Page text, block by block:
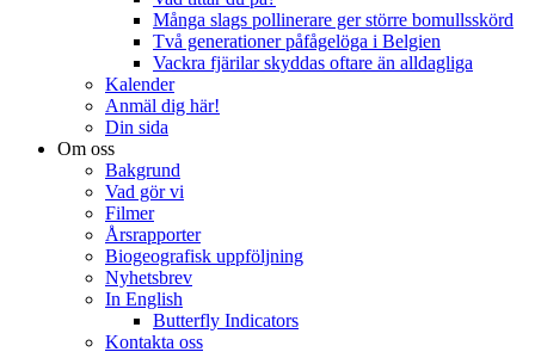
Många slags pollinerare ger större bomullsskörd
Två generationer påfågelöga i Belgien
Vackra fjärilar skyddas oftare än alldagliga
Kalender
Anmäl dig här!
Din sida
Om oss
Bakgrund
Vad gör vi
Filmer
Årsrapporter
Biogeografisk uppföljning
Nyhetsbrev
In English
Butterfly Indicators
Kontakta oss